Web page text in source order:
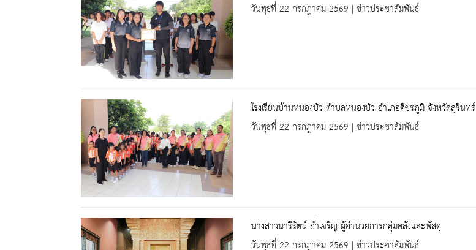
วันพุธที่ 22 กรกฎาคม 2569 | ข่าวประชาสัมพันธ์
โรงเรียนบ้านหนองบัว ตำบลหนองบัว อำเภอศีขรภูมิ จังหวัดสุรินทร์
วันพุธที่ 22 กรกฎาคม 2569 | ข่าวประชาสัมพันธ์
นางสาวนารีรัตน์ อ่ำเจริญ ผู้อำนวยการกลุ่มคลังและพัสดุ
วันพุธที่ 22 กรกฎาคม 2569 | ข่าวประชาสัมพันธ์